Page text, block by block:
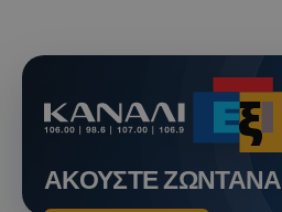
ΑΚΟΥΣΤΕ ΖΩΝΤΑΝΑ